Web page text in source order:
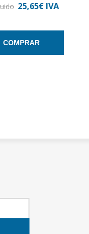
Tapa dura
25,65€ IVA
COMPRAR